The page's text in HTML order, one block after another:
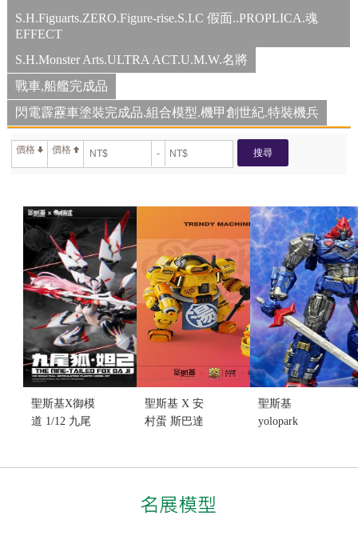
S.H.Figuarts.ZERO.Figure-rise.S.I.C 假面..PROPLICA.魂
EFFECT
S.H.Monster Arts.ULTRA ACT.U.M.W.名將
戰車,船艦完成品
閃電霹靂車塗裝完成品.組合模型.機甲創世紀.特裝機兵
價格 價格 - 搜尋
聖斯基X御模
道 1/12 九尾
聖斯基 X 安
村蛋 斯巴達
宅配)(售完缺
聖斯基
yolopark